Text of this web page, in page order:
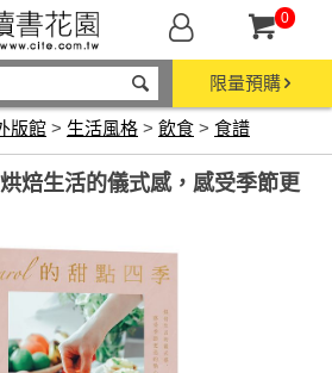
0
限量預購
版館 > 生活風格 > 飲食 > 食譜
焙生活的儀式感，感受季節更